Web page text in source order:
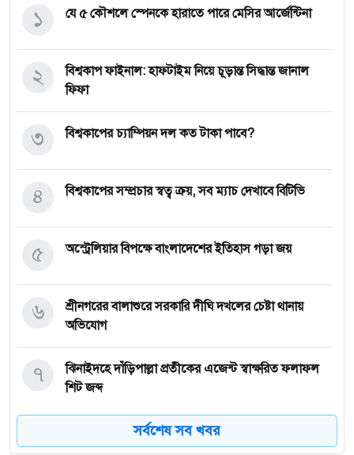
যে ৫ কৌশলে স্পেনকে হারাতে পারে মেসির আর্জেন্টিনা
১
বিশ্বকাপ ফাইনাল: হাফটাইম নিয়ে চূড়ান্ত সিদ্ধান্ত জানাল
ফিফা
২
বিশ্বকাপের চ্যাম্পিয়ন দল কত টাকা পাবে?
৩
বিশ্বকাপের সম্প্রচার স্বত্ব ক্রয়, সব ম্যাচ দেখাবে বিটিভি
৪
অস্ট্রেলিয়ার বিপক্ষে বাংলাদেশের ইতিহাস গড়া জয়
৫
শ্রীনগরের বালাশুরে সরকারি দীঘি দখলের চেষ্টা থানায়
অভিযোগ
৬
ঝিনাইদহে দাঁড়িপাল্লা প্রতীকের এজেন্ট স্বাক্ষরিত ফলাফল
শিট জব্দ
৭
ত্রয়োদশ জাতীয় নির্বাচন, শান্তিপূর্ণ ও নিরপেক্ষ হোক
সর্বশেষ সব খবর